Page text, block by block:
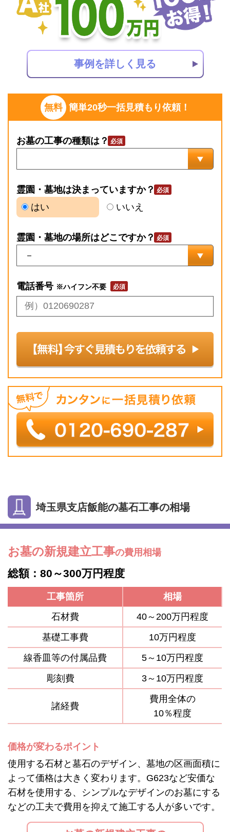
無料 簡単20秒一括見積もり依頼！
お墓の工事の種類は？
霊園・墓地は決まっていますか？
はい
いいえ
霊園・墓地の場所はどこですか？
電話番号 ※ハイフン不要
事例を詳しく見る
埼玉県支店飯能の墓石工事の相場
お墓の新規建立工事の費用相場
総額：80～300万円程度
工事箇所
相場
石材費
40～200万円程度
基礎工事費
10万円程度
線香皿等の付属品費
5～10万円程度
彫刻費
3～10万円程度
諸経費
費用全体の
10％程度
価格が変わるポイント
使用する石材と墓石のデザイン、墓地の区画面積に
よって価格は大きく変わります。G623など安価な
石材を使用する、シンプルなデザインのお墓にする
などの工夫で費用を抑えて施工する人が多いです。